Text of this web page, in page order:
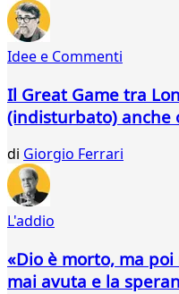
Idee e Commenti
Il Great Game tra
(indisturbato) anche
di Giorgio Ferrari
L'addio
«Dio è morto, ma
mai avuta e la